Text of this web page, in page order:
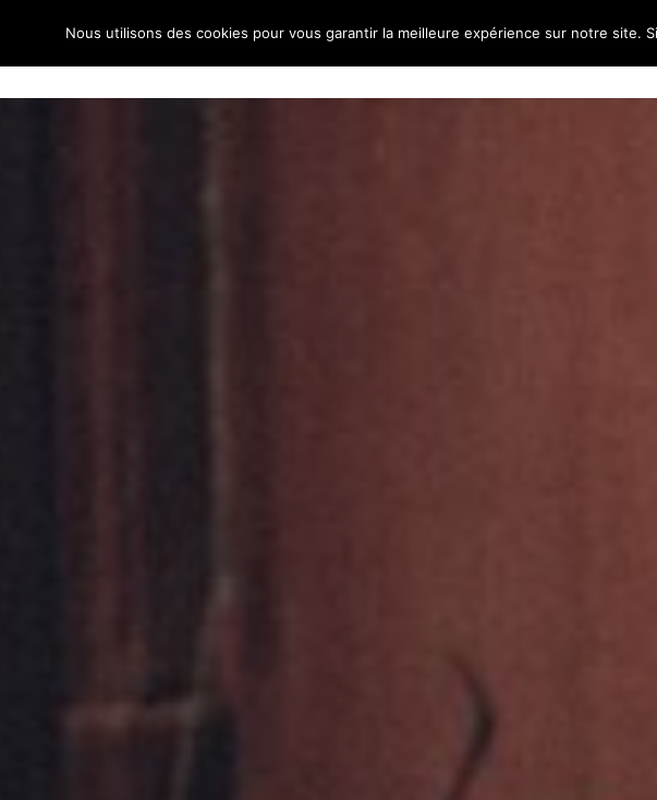
À PROPOS
Nous utilisons des cookies pour vous garantir la meilleure expérience sur notre